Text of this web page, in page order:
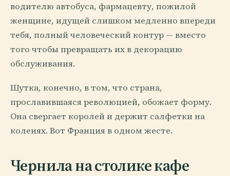
водителю автобуса, фармацевту, пожилой
женщине, идущей слишком медленно впереди
тебя, полный человеческий контур — вместо
того чтобы превращать их в декорацию
обслуживания.
Шутка, конечно, в том, что страна,
прославившаяся революцией, обожает форму.
Она свергает королей и держит салфетки на
коленях. Вот Франция в одном жесте.
Чернила на столике кафе